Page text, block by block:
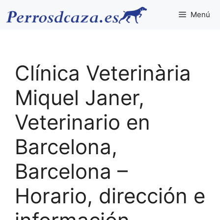
Menú
Clínica Veterinària
Miquel Janer,
Veterinario en
Barcelona,
Barcelona –
Horario, dirección e